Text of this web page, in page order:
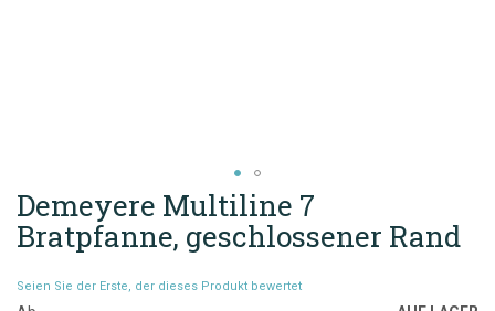
Zum
Anfang
der
springen
Demeyere Multiline 7
Bratpfanne, geschlossener Rand
Seien Sie der Erste, der dieses Produkt bewertet